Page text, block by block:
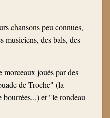
chansons peu connues,
musiciens, des bals, des
morceaux joués par des
de Troche" (la
et "le rondeau